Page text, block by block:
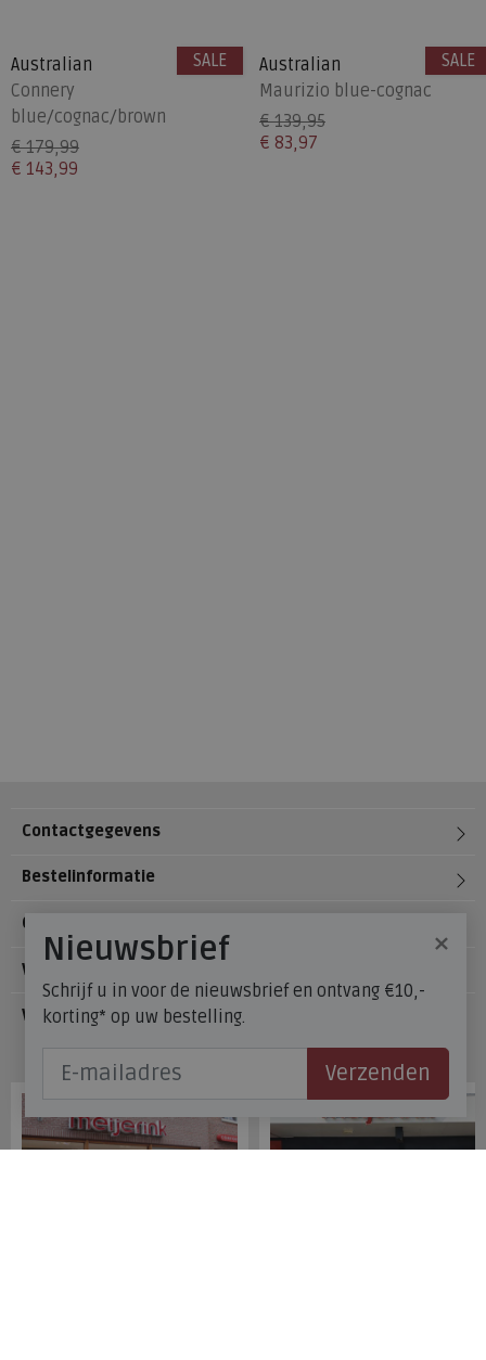
Australian
Connery
blue/cognac/brown
€ 179,99
€ 143,99
SALE
Australian
Maurizio blue-cognac
€ 139,95
€ 83,97
SALE
Contactgegevens
Bestelinformatie
Over Meijerink Schoenen
Voetzorg
Veelgestelde vragen
×
Nieuwsbrief
Schrijf u in voor de nieuwsbrief en ontvang €10,-
korting* op uw bestelling.
Verzenden